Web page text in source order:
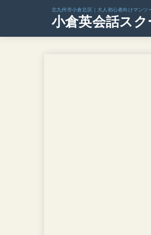
北九州市小倉北区｜大人初心者向けマンツ
小倉英会話スク